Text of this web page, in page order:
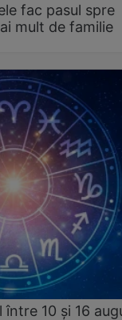
fac pasul spre
mult de familie
10 și 16